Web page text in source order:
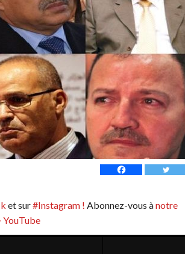
et sur#Instagram ! Abonnez-vous ànotre